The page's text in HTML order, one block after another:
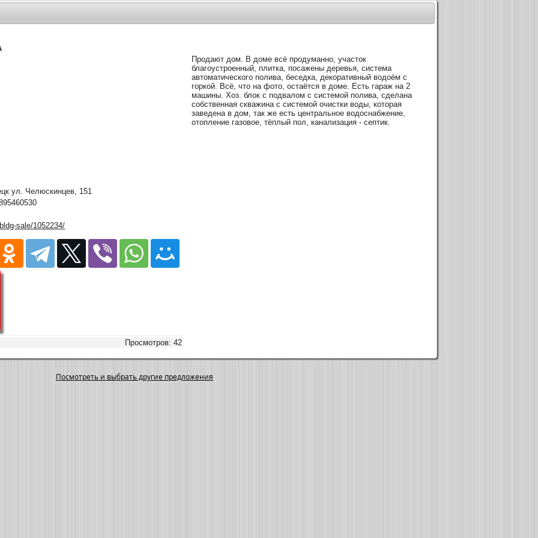
ул. Челюскинцев, 151
sale/1052234/
Просмотров: 42
Продают дом. В доме всё продуманно, участок
благоустроенный, плитка, посажены деревья, система
автоматического полива, беседка, декоративный водоём с
горкой. Всё, что на фото, остаётся в доме. Есть гараж на 2
машины. Хоз. блок с подвалом с системой полива, сделана
собственная скважина с системой очистки воды, которая
заведена в дом, так же есть центральное водоснабжение,
отопление газовое, тёплый пол, канализация - септик.
Посмотреть и выбрать другие предложения